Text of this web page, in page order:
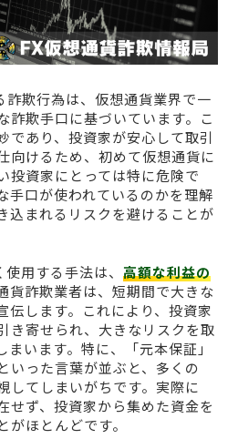
欺行為は、仮想通貨業界で一
詐欺手口に基づいています。こ
であり、投資家が安心して取引
向けるため、初めて仮想通貨に
投資家にとっては特に危険で
手口が使われているのかを理解
込まれるリスクを避けることが
用する手法は、 高額な利益の
貨詐欺業者は、短期間で大きな
伝します。これにより、投資家
き寄せられ、大きなリスクを取
まいます。特に、「元本保証」
いった言葉が並ぶと、多くの
してしまいがちです。実際に
せず、投資家から集めた資金を
ほとんどです。